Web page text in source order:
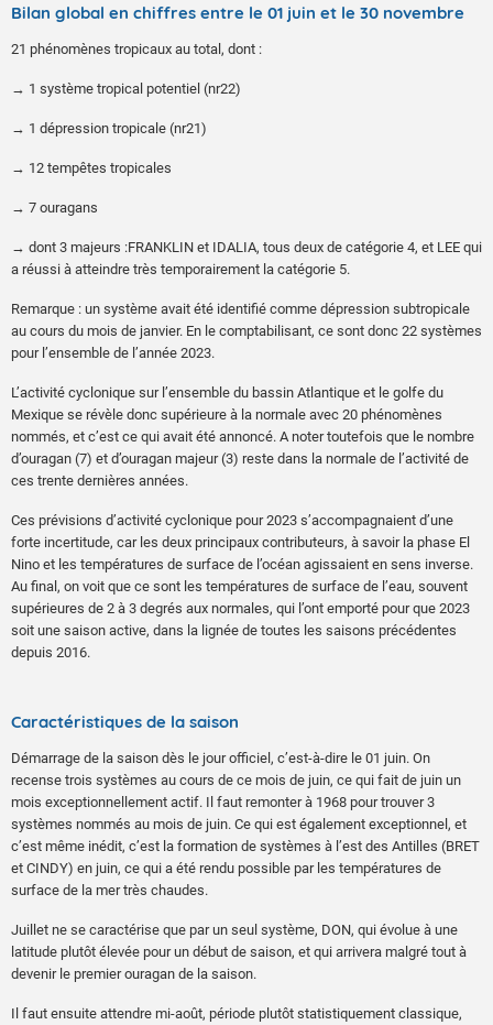
Bilan global en chiffres entre le 01 juin et le 30 novembre
21 phénomènes tropicaux au total, dont :
→ 1 système tropical potentiel (nr22)
→ 1 dépression tropicale (nr21)
→ 12 tempêtes tropicales
→ 7 ouragans
→ dont 3 majeurs :FRANKLIN et IDALIA, tous deux de catégorie 4, et LEE qui
a réussi à atteindre très temporairement la catégorie 5.
Remarque : un système avait été identifié comme dépression subtropicale
au cours du mois de janvier. En le comptabilisant, ce sont donc 22 systèmes
pour l’ensemble de l’année 2023.
L’activité cyclonique sur l’ensemble du bassin Atlantique et le golfe du
Mexique se révèle donc supérieure à la normale avec 20 phénomènes
nommés, et c’est ce qui avait été annoncé. A noter toutefois que le nombre
d’ouragan (7) et d’ouragan majeur (3) reste dans la normale de l’activité de
ces trente dernières années.
Ces prévisions d’activité cyclonique pour 2023 s’accompagnaient d’une
forte incertitude, car les deux principaux contributeurs, à savoir la phase El
Nino et les températures de surface de l’océan agissaient en sens inverse.
Au final, on voit que ce sont les températures de surface de l’eau, souvent
supérieures de 2 à 3 degrés aux normales, qui l’ont emporté pour que 2023
soit une saison active, dans la lignée de toutes les saisons précédentes
depuis 2016.
Caractéristiques de la saison
Démarrage de la saison dès le jour officiel, c’est-à-dire le 01 juin. On
recense trois systèmes au cours de ce mois de juin, ce qui fait de juin un
mois exceptionnellement actif. Il faut remonter à 1968 pour trouver 3
systèmes nommés au mois de juin. Ce qui est également exceptionnel, et
c’est même inédit, c’est la formation de systèmes à l’est des Antilles (BRET
et CINDY) en juin, ce qui a été rendu possible par les températures de
surface de la mer très chaudes.
Juillet ne se caractérise que par un seul système, DON, qui évolue à une
latitude plutôt élevée pour un début de saison, et qui arrivera malgré tout à
devenir le premier ouragan de la saison.
Il faut ensuite attendre mi-août, période plutôt statistiquement classique,